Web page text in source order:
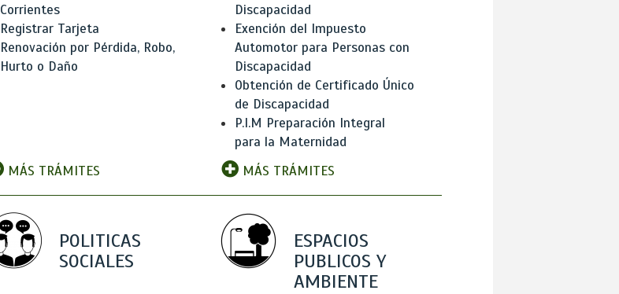
Corrientes
Registrar Tarjeta
Renovación por Pérdida, Robo,
Hurto o Daño
MÁS TRÁMITES
Discapacidad
Exención del Impuesto
Automotor para Personas con
Discapacidad
Obtención de Certificado Único
de Discapacidad
P.I.M Preparación Integral
para la Maternidad
MÁS TRÁMITES
POLITICAS
SOCIALES
ESPACIOS
PUBLICOS Y
AMBIENTE